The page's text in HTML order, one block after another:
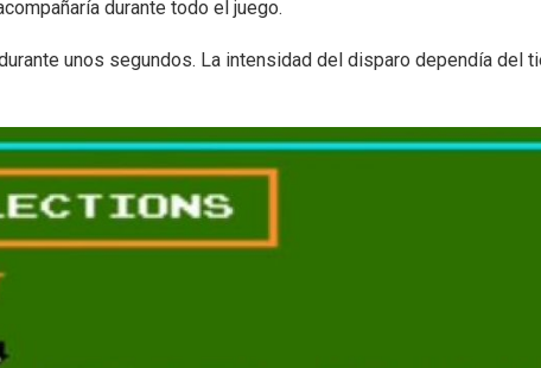
durante todo el juego.
unos segundos. La intensidad del disparo dependía del